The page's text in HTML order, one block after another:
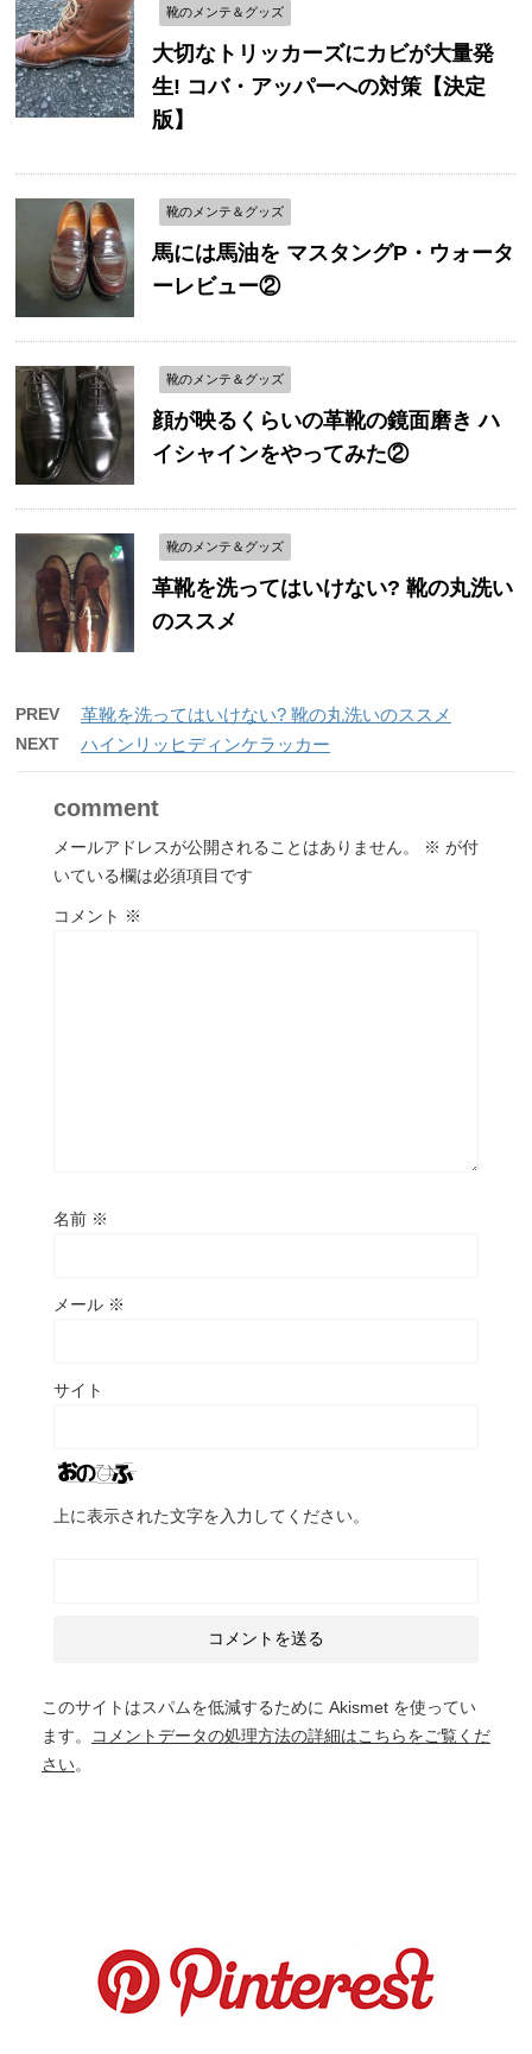
靴のメンテ＆グッズ
大切なトリッカーズにカビが大量発
生! コバ・アッパーへの対策【決定
版】
靴のメンテ＆グッズ
馬には馬油を マスタングP・ウォータ
ーレビュー②
靴のメンテ＆グッズ
顔が映るくらいの革靴の鏡面磨き ハ
イシャインをやってみた②
靴のメンテ＆グッズ
革靴を洗ってはいけない? 靴の丸洗い
のススメ
PREV 革靴を洗ってはいけない? 靴の丸洗いのススメ
NEXT ハインリッヒディンケラッカー
comment
メールアドレスが公開されることはありません。 ※ が付
いている欄は必須項目です
コメント ※
名前 ※
メール ※
サイト
上に表示された文字を入力してください。
このサイトはスパムを低減するために Akismet を使ってい
ます。
コメントデータの処理方法の詳細はこちらをご覧くだ
さい。